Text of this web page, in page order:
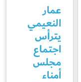
عمار
النعيمي
يترأس
اجتماع
مجلس
أمناء